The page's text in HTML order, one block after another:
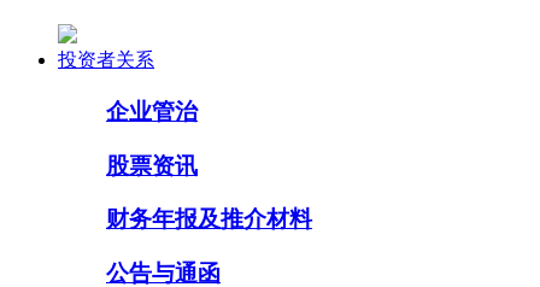
投资者关系
企业管治
股票资讯
财务年报及推介材料
公告与通函